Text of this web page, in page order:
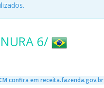
6/
confira em receita.fazenda.gov.br